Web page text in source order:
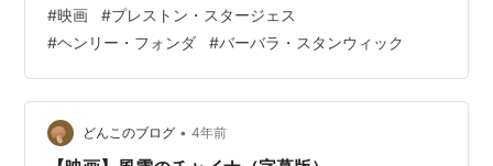
クリック: 70回
この商品を含むブログ (9件) を見る
群衆 [DVD] FRT-203
出版社/メーカー:ファーストトレーデ
に成りすましてチャールズに復讐するのだった。 バーバ
ラ・スタンウィックの美脚が印象的だった。ヘイズ・コ
ードの時代はあからさまな濡れ場が描けなかったから、
それに代替するようなシーンを用意するわけだが、本作
の場合はスタンウィックの美脚である。特にヘンリー・
フォンダがスタンウィックに靴を履かせ…
#映画 #プレストン・スタージェス
#ヘンリー・フォンダ #バーバラ・スタンウィック
どんこのブログ • 4年前